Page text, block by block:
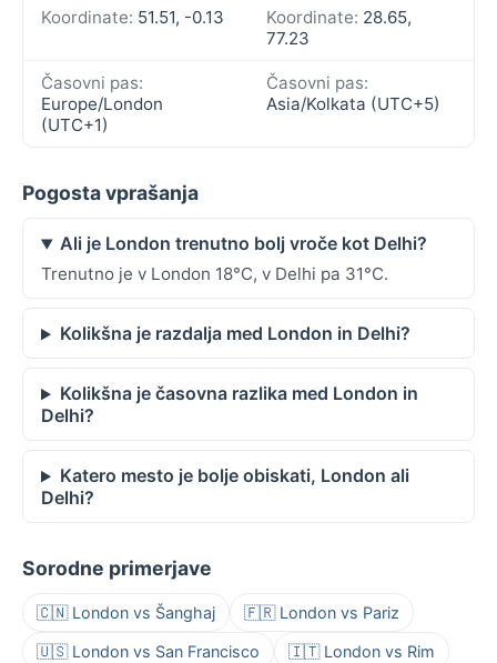
Koordinate: 51.51, -0.13 Koordinate: 28.65,
77.23
Časovni pas:
Europe/London
(UTC+1)
Časovni pas:
Asia/Kolkata (UTC+5)
Pogosta vprašanja
Ali je London trenutno bolj vroče kot Delhi?
Trenutno je v London 18°C, v Delhi pa 31°C.
Kolikšna je razdalja med London in Delhi?
Kolikšna je časovna razlika med London in
Delhi?
Katero mesto je bolje obiskati, London ali
Delhi?
Sorodne primerjave
🇨🇳 London vs Šanghaj 🇫🇷 London vs Pariz
🇺🇸 London vs San Francisco 🇮🇹 London vs Rim